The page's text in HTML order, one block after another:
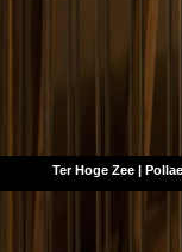
Ter Hoge Zee |